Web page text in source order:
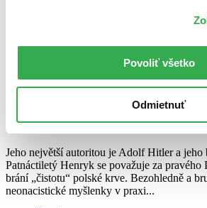
Povoliť všetko
Odmietnuť
Potkani a vlci
CZ
Jeho největší autoritou je Adolf Hitler a
Patnáctiletý Henryk se považuje za pravého
brání „čistotu“ polské krve. Bezohledně a
neonacistické myšlenky v praxi...